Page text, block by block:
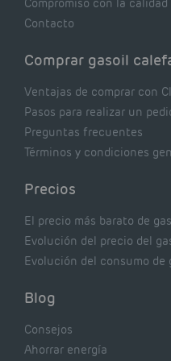
Contacto
Comprar gasoil
Ventajas de comprar con
Pasos para realizar un
Preguntas frecuentes
Términos y condiciones
Precios
El precio más barato de
Evolución del precio del
Evolución del consumo de
Blog
Consejos
Ahorrar energía